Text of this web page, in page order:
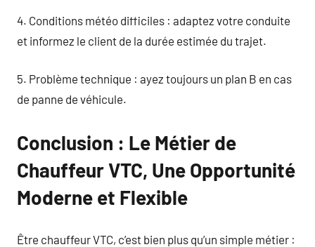
4. Conditions météo difficiles : adaptez votre conduite
et informez le client de la durée estimée du trajet.
5. Problème technique : ayez toujours un plan B en cas
de panne de véhicule.
Conclusion : Le Métier de
Chauffeur VTC, Une Opportunité
Moderne et Flexible
Être chauffeur VTC, c’est bien plus qu’un simple métier :